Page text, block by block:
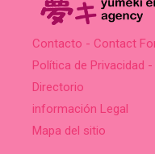
Contacto - Contact
Política de Privacidad
Directorio
información Legal
Mapa del sitio